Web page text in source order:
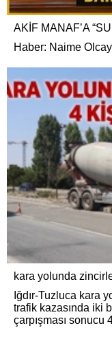
AKİF MANAF’A
Haber: Naime
kara yolunda
Iğdır-Tuzluca kara
trafik kazasında iki
çarpışması sonucu